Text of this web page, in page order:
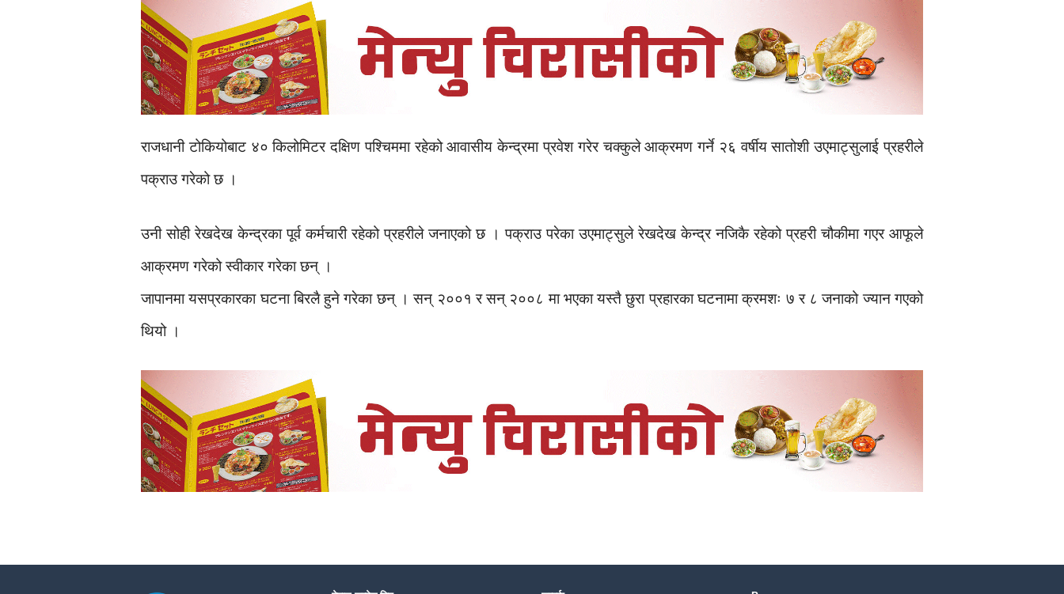
राजधानी टोकियोबाट ४० किलोमिटर दक्षिण पश्चिममा रहेको आवासीय केन्द्रमा प्रवेश गरेर चक्कुले आक्रमण गर्ने २६ वर्षीय सातोशी उएमाट्सुलाई प्रहरीले
पक्राउ गरेको छ ।
उनी सोही रेखदेख केन्द्रका पूर्व कर्मचारी रहेको प्रहरीले जनाएको छ । पक्राउ परेका उएमाट्सुले रेखदेख केन्द्र नजिकै रहेको प्रहरी चौकीमा गएर आफूले
आक्रमण गरेको स्वीकार गरेका छन् ।
जापानमा यसप्रकारका घटना बिरलै हुने गरेका छन् । सन् २००१ र सन् २००८ मा भएका यस्तै छुरा प्रहारका घटनामा क्रमशः ७ र ८ जनाको ज्यान गएको
थियो ।